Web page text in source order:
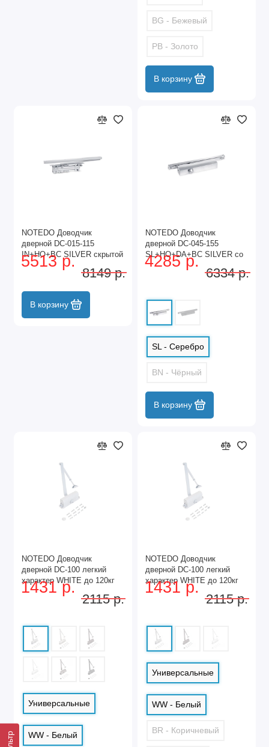
BG - Бежевый
PB - Золото
В корзину
NOTEDO Доводчик
дверной DC-015-115
IN+HO+BC SILVER скрытой
установки от 20 до 100 кг
5513 р.
8149 р.
В корзину
NOTEDO Доводчик
дверной DC-045-155
SL+HO+DA+BC SILVER со
скольз.тягой до 150 кг (6)
4285 р.
6334 р.
SL - Серебро
BN - Чёрный
В корзину
NOTEDO Доводчик
дверной DC-100 легкий
характер WHITE до 120кг
(10)
1431 р.
2115 р.
Универсальные
WW - Белый
NOTEDO Доводчик
дверной DC-100 легкий
характер WHITE до 120кг
(10)
1431 р.
2115 р.
Универсальные
WW - Белый
BR - Коричневый